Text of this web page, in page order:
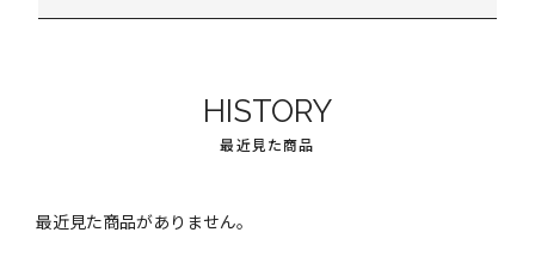
HISTORY
最近見た商品
最近見た商品がありません。